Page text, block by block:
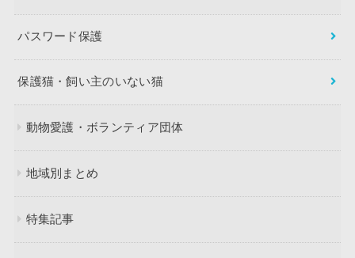
パスワード保護
保護猫・飼い主のいない猫
動物愛護・ボランティア団体
地域別まとめ
特集記事